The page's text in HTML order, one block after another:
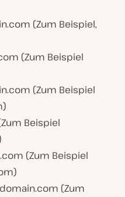
(Zum Beispiel,
(Zum Beispiel
(Zum Beispiel
)
Beispiel
(Zum Beispiel
)
(Zum